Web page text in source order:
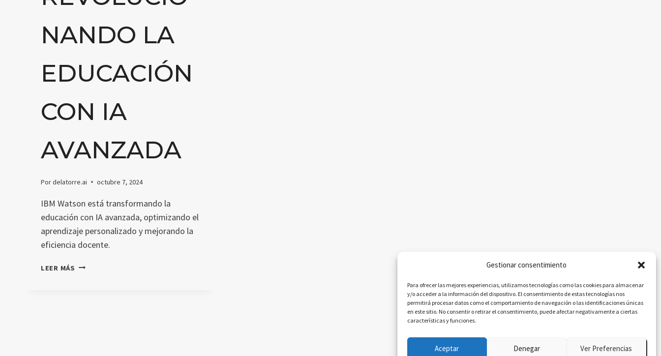
Gestionar consentimiento
Para ofrecer las mejores experiencias, utilizamos tecnologías como las cookies para almacenar
y/o acceder a la información del dispositivo. El consentimiento de estas tecnologías nos
permitirá procesar datos como el comportamiento de navegación o las identificaciones únicas
en este sitio. No consentir o retirar el consentimiento, puede afectar negativamente a ciertas
características y funciones.
Aceptar Denegar Ver Preferencias
NANDO LA
EDUCACIÓN
CON IA
AVANZADA
Pordelatorre.ai octubre 7, 2024
IBM Watson está transformando la
educación con IA avanzada, optimizando el
aprendizaje personalizado y mejorando la
eficiencia docente.
LEER MÁS IBM